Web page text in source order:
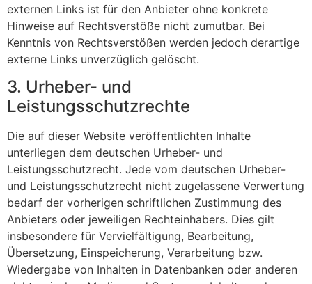
externen Links ist für den Anbieter ohne konkrete
Hinweise auf Rechtsverstöße nicht zumutbar. Bei
Kenntnis von Rechtsverstößen werden jedoch derartige
externe Links unverzüglich gelöscht.
3. Urheber- und
Leistungsschutzrechte
Die auf dieser Website veröffentlichten Inhalte
unterliegen dem deutschen Urheber- und
Leistungsschutzrecht. Jede vom deutschen Urheber-
und Leistungsschutzrecht nicht zugelassene Verwertung
bedarf der vorherigen schriftlichen Zustimmung des
Anbieters oder jeweiligen Rechteinhabers. Dies gilt
insbesondere für Vervielfältigung, Bearbeitung,
Übersetzung, Einspeicherung, Verarbeitung bzw.
Wiedergabe von Inhalten in Datenbanken oder anderen